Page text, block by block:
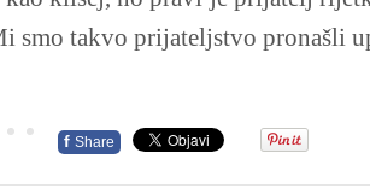
smo takvo prijateljstvo pronašli
f Share